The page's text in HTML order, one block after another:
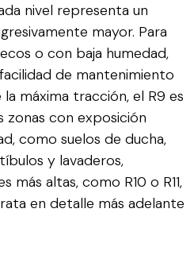
nivel representa un
mayor. Para
o con baja humedad,
de mantenimiento
máxima tracción, el R9 es
zonas con exposición
como suelos de ducha,
y lavaderos,
más altas, como R10 o R11,
en detalle más adelante